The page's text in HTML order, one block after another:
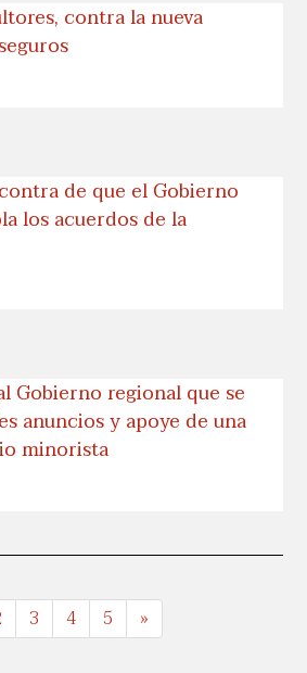
contra la nueva
de que el Gobierno
los acuerdos de la
Gobierno regional que se
anuncios y apoye de una
minorista
3 4 5 »